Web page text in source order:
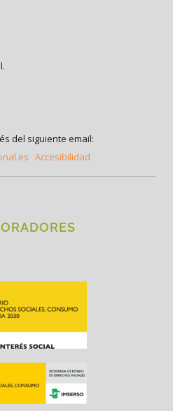
del siguiente email:
Accesibilidad